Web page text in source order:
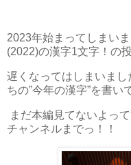
2023年始まってしまい
(2022)の漢字1文字！の
遅くなってはしまいま
ちの”今年の漢字”を書い
まだ本編見てないよっ
チャンネルまでっ！！